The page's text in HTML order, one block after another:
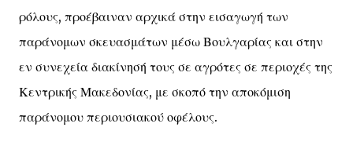
ρόλους, προέβαιναν αρχικά στην εισαγωγή των
παράνομων σκευασμάτων μέσω Βουλγαρίας και στην
εν συνεχεία διακίνησή τους σε αγρότες σε περιοχές της
Κεντρικής Μακεδονίας, με σκοπό την αποκόμιση
παράνομου περιουσιακού οφέλους.